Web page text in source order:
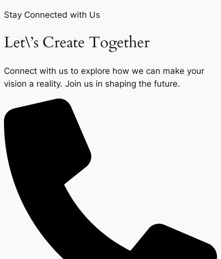
Stay Connected with Us
Let\’s Create Together
Connect with us to explore how we can make your
vision a reality. Join us in shaping the future.